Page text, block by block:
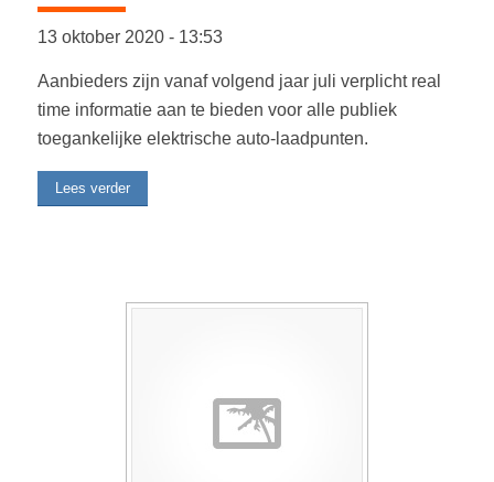
13 oktober 2020 -13:53
Aanbieders zijn vanaf volgend jaar juli verplicht real
time informatie aan te bieden voor alle publiek
toegankelijke elektrische auto-laadpunten.
Lees verder